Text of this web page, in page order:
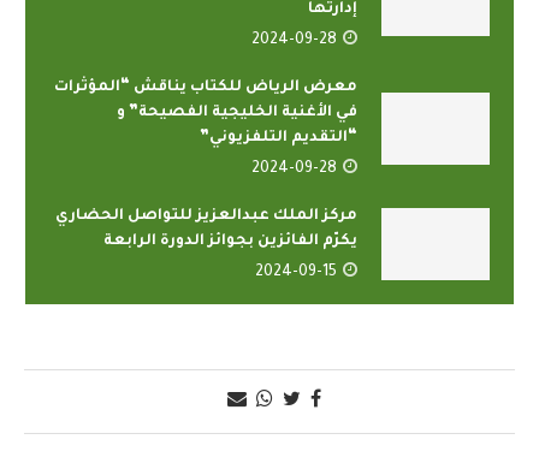
إدارتها
2024-09-28
معرض الرياض للكتاب يناقش “المؤثرات
في الأغنية الخليجية الفصيحة” و
“التقديم التلفزيوني”
2024-09-28
مركز الملك عبدالعزيز للتواصل الحضاري
يكرّم الفائزين بجوائز الدورة الرابعة
2024-09-15